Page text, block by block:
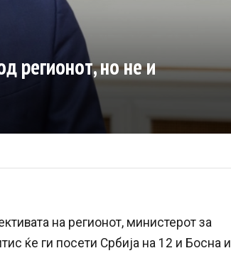
регионот, но не и
на регионот, министерот за
ќе ги посети Србија на 12 и Босна и